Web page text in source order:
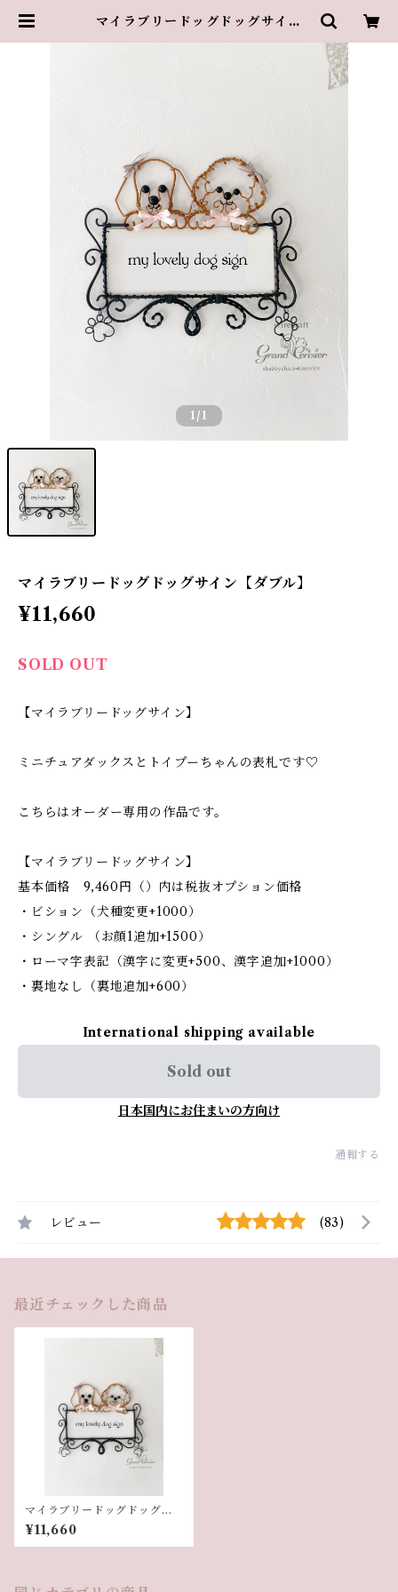
マイラブリードッグドッグサイン
1 /1
マイラブリードッグドッグサイン【ダブル】
¥11,660
SOLD OUT
【マイラブリードッグサイン】
ミニチュアダックスとトイプーちゃんの表札です♡
こちらはオーダー専用の作品です。
【マイラブリードッグサイン】
基本価格 9,460円（）内は税抜オプション価格
・ビション（犬種変更+1000）
・シングル （お顔1追加+1500）
・ローマ字表記（漢字に変更+500、漢字追加+1000）
・裏地なし（裏地追加+600）
International shipping available
Sold out
日本国内にお住まいの方向け
通報する
レビュー (83)
最近チェックした商品
マイラブリードッグドッグサ
イン【ダブル】
¥11,660